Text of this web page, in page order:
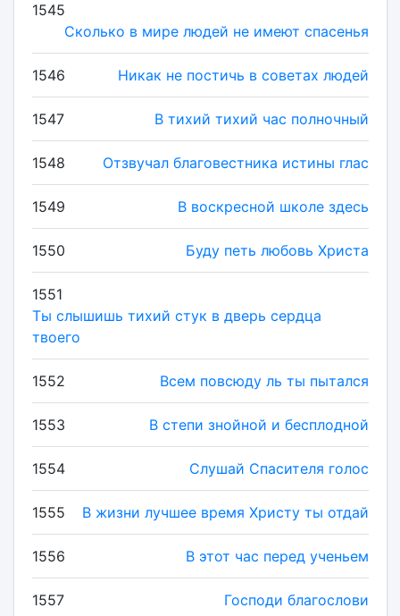
1545
Сколько в мире людей не имеют спасенья
1546 Никак не постичь в советах людей
1547 В тихий тихий час полночный
1548 Отзвучал благовестника истины глас
1549 В воскресной школе здесь
1550 Буду петь любовь Христа
1551
Ты слышишь тихий стук в дверь сердца
твоего
1552 Всем повсюду ль ты пытался
1553 В степи знойной и бесплодной
1554 Слушай Спасителя голос
1555 В жизни лучшее время Христу ты отдай
1556 В этот час перед ученьем
1557 Господи благослови